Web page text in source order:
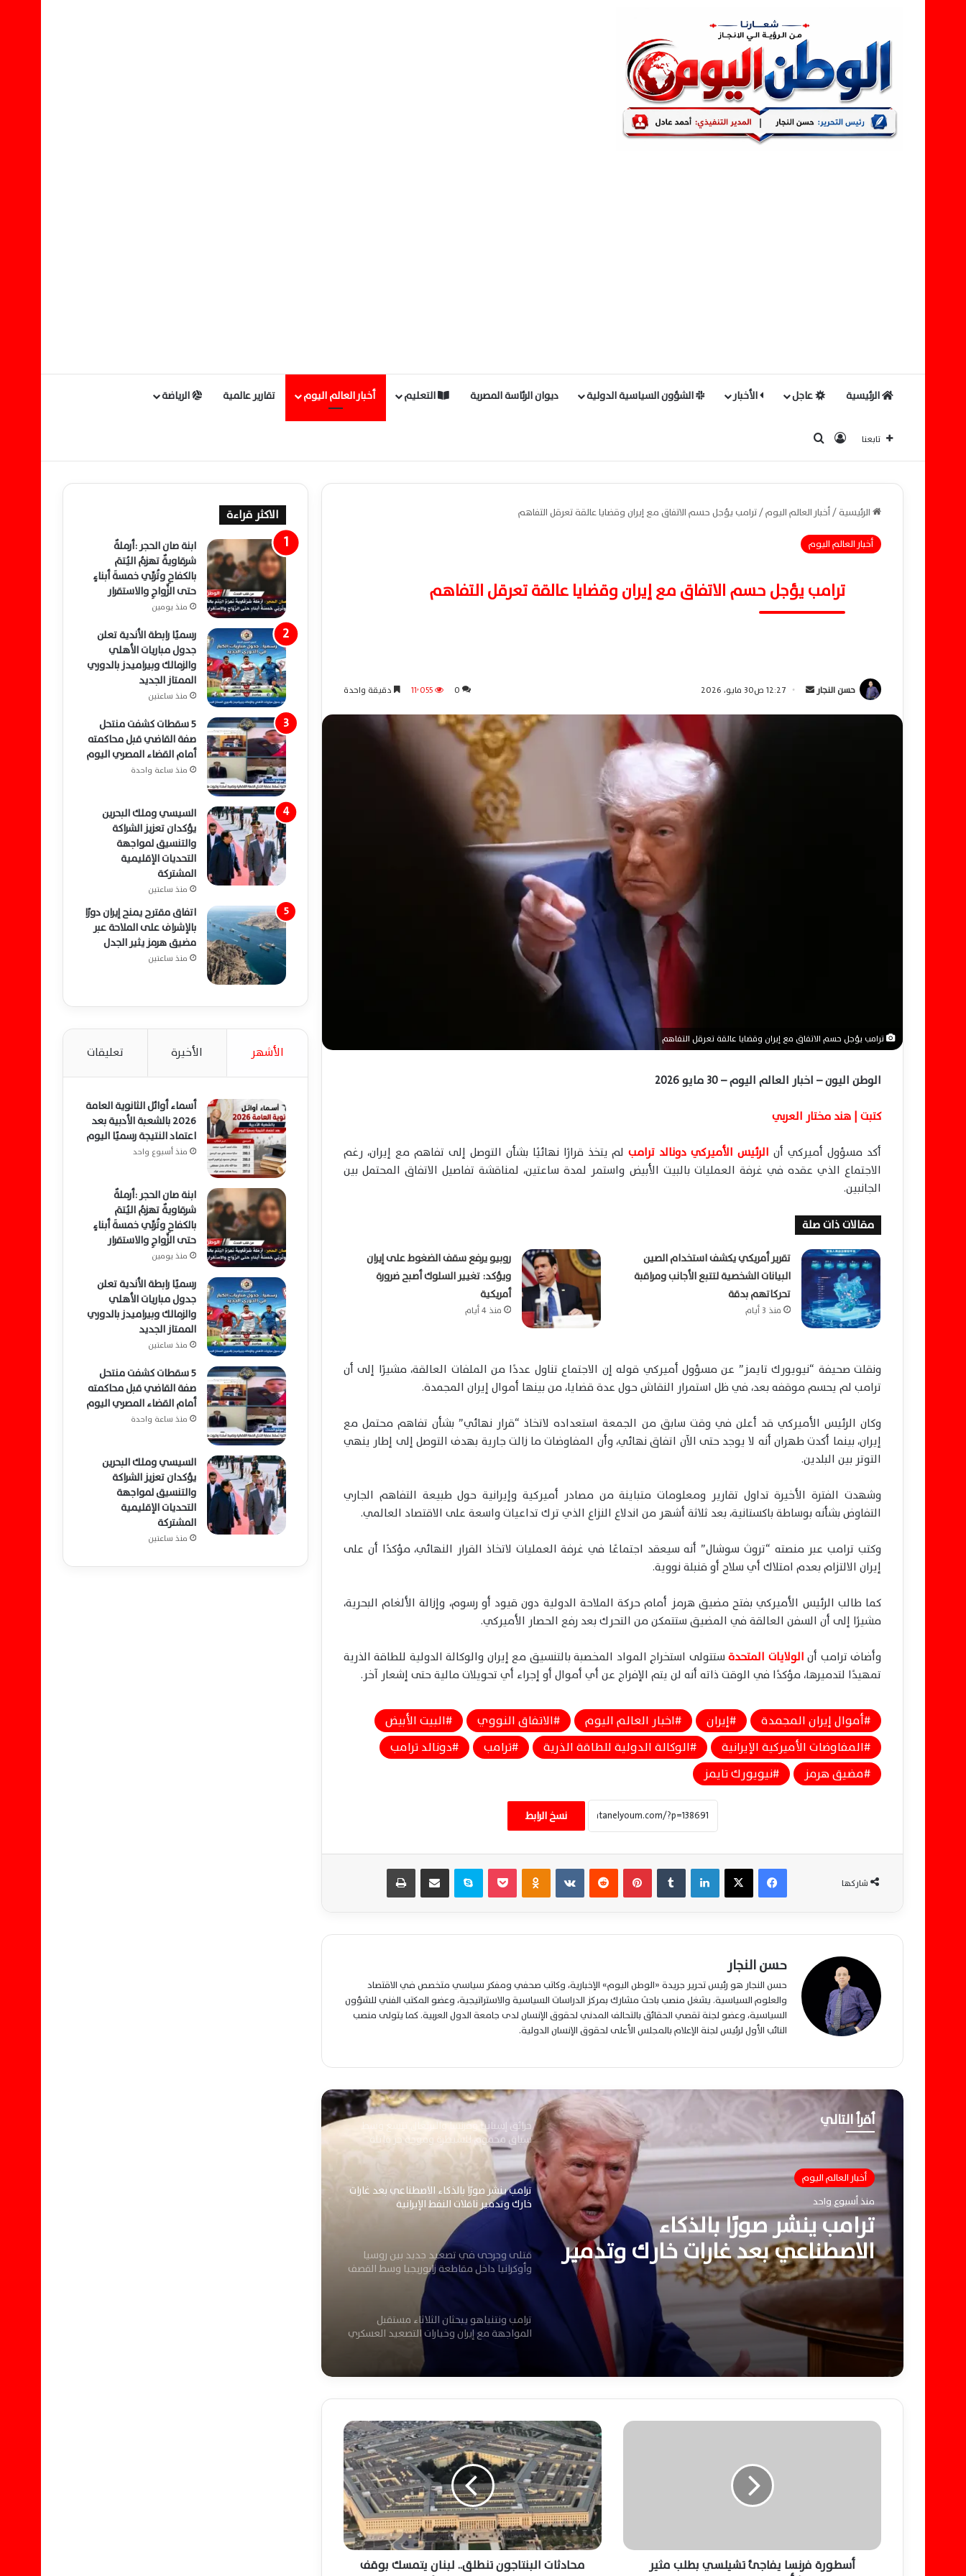
الرئيسية عاجل الأخبار الشؤون السياسية الدولية ديوان الرئاسة المصرية التعليم أخبار العالم اليوم تقارير عالمية الرياضة
تابعنا تسجيل الدخول
الرئيسية/أخبار العالم اليوم/ترامب يؤجل حسم الاتفاق مع إيران وقضايا عالقة تعرقل التفاهم
أخبار العالم اليوم
ترامب يؤجل حسم الاتفاق مع إيران وقضايا عالقة تعرقل التفاهم
حسن النجار 12:27 ص30 مايو، 2026 0 11٬055 دقيقة واحدة
ترامب يؤجل حسم الاتفاق مع إيران وقضايا عالقة تعرقل التفاهم
الوطن اليون – اخبار العالم اليوم – 30 مايو 2026
كتبت | هند مختار العربي
أكد مسؤول أميركي أن الرئيس الأميركي دونالد ترامبلم يتخذ قرارًا نهائيًا بشأن التوصل إلى تفاهم مع إيران، رغم
الاجتماع الذي عقده في غرفة العمليات بالبيت الأبيض واستمر لمدة ساعتين، لمناقشة تفاصيل الاتفاق المحتمل بين
الجانبين.
مقالات ذات صلة
تقرير أمريكي يكشف استخدام الصين
البيانات الشخصية لتتبع الأجانب ومراقبة
تحركاتهم بدقة
منذ 3 أيام
روبيو يرفع سقف الضغوط على إيران
ويؤكد: تغيير السلوك أصبح ضرورة
أمريكية
منذ 4 أيام
ونقلت صحيفة “نيويورك تايمز” عن مسؤول أميركي قوله إن الاجتماع تناول عددًا من الملفات العالقة، مشيرًا إلى أن
ترامب لم يحسم موقفه بعد، في ظل استمرار النقاش حول عدة قضايا، من بينها أموال إيران المجمدة.
وكان الرئيس الأميركي قد أعلن في وقت سابق من الجمعة استعداده لاتخاذ “قرار نهائي” بشأن تفاهم محتمل مع
إيران، بينما أكدت طهران أنه لا يوجد حتى الآن اتفاق نهائي، وأن المفاوضات ما زالت جارية بهدف التوصل إلى إطار ينهي
التوتر بين البلدين.
وشهدت الفترة الأخيرة تداول تقارير ومعلومات متباينة من مصادر أميركية وإيرانية حول طبيعة التفاهم الجاري
التفاوض بشأنه بوساطة باكستانية، بعد ثلاثة أشهر من اندلاع النزاع الذي ترك تداعيات واسعة على الاقتصاد العالمي.
وكتب ترامب عبر منصته “تروث سوشال” أنه سيعقد اجتماعًا في غرفة العمليات لاتخاذ القرار النهائي، مؤكدًا أن على
إيران الالتزام بعدم امتلاك أي سلاح أو قنبلة نووية.
كما طالب الرئيس الأميركي بفتح مضيق هرمز أمام حركة الملاحة الدولية دون قيود أو رسوم، وإزالة الألغام البحرية،
مشيرًا إلى أن السفن العالقة في المضيق ستتمكن من التحرك بعد رفع الحصار الأميركي.
وأضاف ترامب أن الولايات المتحدةستتولى استخراج المواد المخصبة بالتنسيق مع إيران والوكالة الدولية للطاقة الذرية
تمهيدًا لتدميرها، مؤكدًا في الوقت ذاته أنه لن يتم الإفراج عن أي أموال أو إجراء أي تحويلات مالية حتى إشعار آخر.
أموال إيران المجمدة إيران اخبار العالم اليوم الاتفاق النووي
البيت الأبيض
المفاوضات الأميركية الإيرانية
الوكالة الدولية للطاقة الذرية ترامب
دونالد ترامب
مضيق هرمز
نيويورك تايمز
نسخ الرابط
شاركها
فيسبوك ‫X لينكدإن بينتيريست ‏VKontakte سكايب مشاركة عبر البريد
حسن النجار
حسن النجار هو رئيس تحرير جريدة «الوطن اليوم» الإخبارية، وكاتب صحفي ومفكر سياسي متخصص في الاقتصاد
والعلوم السياسية. يشغل منصب باحث مشارك بمركز الدراسات السياسية والاستراتيجية، وعضو المكتب الفني للشؤون
السياسية، وعضو لجنة تقصي الحقائق بالتحالف المدني لحقوق الإنسان لدى جامعة الدول العربية. كما يتولى منصب
النائب الأول لرئيس لجنة الإعلام بالمجلس الأعلى لحقوق الإنسان الدولية.
أقرأ التالي
أخبار العالم اليوم
منذ أسبوع واحد
ترامب ينشر صورًا بالذكاء
الاصطناعي بعد غارات خارك وتدمير
ناقلات النفط الإيرانية
ضربة أمريكية تستهدف مقرًا للحرس الثوري
شمال إيران وتصاعد التوترات العسكرية
الإقليمية اليوم
خطير يهدد أمن وأسواق الطاقة العالمية
إسرائيل تترقب اتساع المواجهة الأمريكية
الإيرانية وتستعد لسيناريوهات عسكرية محتملة
جديدة
نحو مواجهة عسكرية إقليمية مفتوحة
متصاعدة
حرائق إسبانيا وفرنسا والبرتغال تتسع وسط
سباق محموم للسيطرة وموجة حر قاتلة
ترامب ينشر صورًا بالذكاء الاصطناعي بعد غارات
خارك وتدمير ناقلات النفط الإيرانية
قتلى وجرحى في تصعيد جديد بين روسيا
وأوكرانيا داخل مقاطعة زابوريجيا وسط القصف
ترامب ونتنياهو يبحثان الثلاثاء مستقبل
المواجهة مع إيران وخيارات التصعيد العسكري
وسط تصاعد المواجهة العسكرية الأمريكية
ضربة أمريكية تستهدف مقرًا للحرس الثوري
شمال إيران وتصاعد التوترات العسكرية
الإقليمية اليوم
ترامب يلوح بضربات أوسع ضد إيران وتصعيد
خطير يهدد أمن وأسواق الطاقة العالمية
أ
ن
أسطورة فرنسا يفاجئ تشيلسي بطلب مثير
م
ح
ا
د
ث
ا
ت
ا
ل
محادثات البنتاجون تنطلق.. لبنان يتمسك بوقف
الاكثر قراءة
ابنة صان الحجر :أرملةٌ
شرقاويةٌ تهزمُ اليُتمَ
بالكفاحِ وتُربِّي خمسةَ أبناءٍ
حتى الزَّواجِ والاستقرار
منذ يومين
رسميًا رابطة الأندية تعلن
جدول مباريات الأهلي
والزمالك وبيراميدز بالدوري
الممتاز الجديد
منذ ساعتين
5 سقطات كشفت منتحل
صفة القاضي قبل محاكمته
أمام القضاء المصري اليوم
منذ ساعة واحدة
السيسي وملك البحرين
يؤكدان تعزيز الشراكة
والتنسيق لمواجهة
التحديات الإقليمية
المشتركة
منذ ساعتين
اتفاق مقترح يمنح إيران دورًا
بالإشراف على الملاحة عبر
مضيق هرمز يثير الجدل
منذ ساعتين
الأشهر الأخيرة تعليقات
أسماء أوائل الثانوية العامة
2026 بالشعبة الأدبية بعد
اعتماد النتيجة رسميًا اليوم
منذ أسبوع واحد
ابنة صان الحجر :أرملةٌ
شرقاويةٌ تهزمُ اليُتمَ
بالكفاحِ وتُربِّي خمسةَ أبناءٍ
حتى الزَّواجِ والاستقرار
منذ يومين
رسميًا رابطة الأندية تعلن
جدول مباريات الأهلي
والزمالك وبيراميدز بالدوري
الممتاز الجديد
منذ ساعتين
5 سقطات كشفت منتحل
صفة القاضي قبل محاكمته
أمام القضاء المصري اليوم
منذ ساعة واحدة
السيسي وملك البحرين
يؤكدان تعزيز الشراكة
والتنسيق لمواجهة
التحديات الإقليمية
المشتركة
منذ ساعتين